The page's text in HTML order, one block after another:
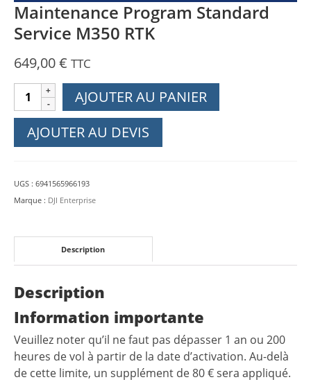
Maintenance Program Standard
Service M350 RTK
649,00€ TTC
quantité
de
Maintenance
Program
M350
RTK
AJOUTER AU PANIER
AJOUTER AU DEVIS
UGS : 6941565966193
Marque : DJI Enterprise
Description
Description
Information importante
Veuillez noter qu’il ne faut pas dépasser 1 an ou 200
heures de vol à partir de la date d’activation. Au-delà
de cette limite, un supplément de 80 € sera appliqué.